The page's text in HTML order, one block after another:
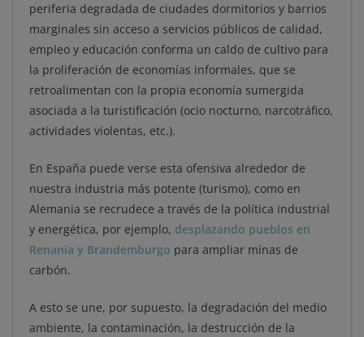
periferia degradada de ciudades dormitorios y barrios
marginales sin acceso a servicios públicos de calidad,
empleo y educación conforma un caldo de cultivo para
la proliferación de economías informales, que se
retroalimentan con la propia economía sumergida
asociada a la turistificación (ocio nocturno, narcotráfico,
actividades violentas, etc.).
En España puede verse esta ofensiva alrededor de
nuestra industria más potente (turismo), como en
Alemania se recrudece a través de la política industrial
y energética, por ejemplo, desplazando pueblos en
Renania y Brandemburgo para ampliar minas de
carbón.
A esto se une, por supuesto, la degradación del medio
ambiente, la contaminación, la destrucción de la